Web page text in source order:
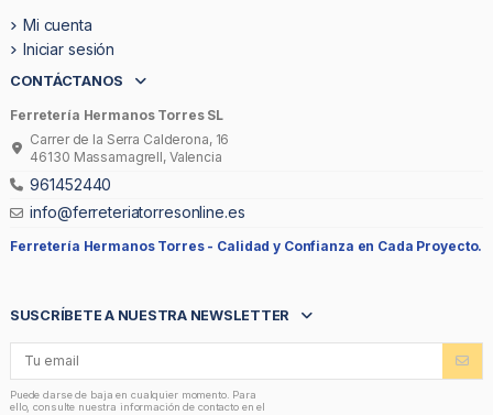
Mi cuenta
Iniciar sesión
CONTÁCTANOS
Ferretería Hermanos Torres SL
Carrer de la Serra Calderona, 16
46130 Massamagrell, Valencia
961452440
info@ferreteriatorresonline.es
Ferretería Hermanos Torres - Calidad y Confianza en Cada Proyecto.
SUSCRÍBETE A NUESTRA NEWSLETTER
Puede darse de baja en cualquier momento. Para
ello, consulte nuestra información de contacto en el